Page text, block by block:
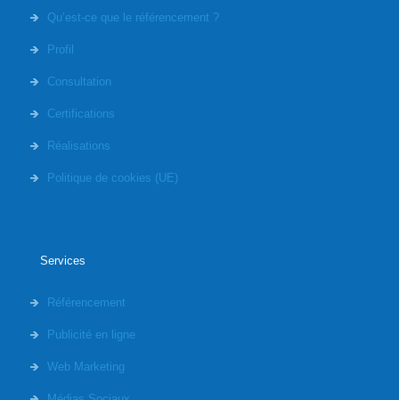
Qu’est-ce que le référencement ?
Profil
Consultation
Certifications
Réalisations
Politique de cookies (UE)
Services
Référencement
Publicité en ligne
Web Marketing